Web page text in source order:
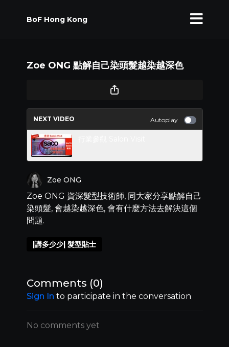
BoF Hong Kong
Zoe ONG 點解自己染頭髮越染越深色
NEXT VIDEO Autoplay
Zoe ONG
Zoe ONG 資深髮型技術師, 同大家分享點解自己
染頭髮, 會越染越深色, 會有什麼方法去解決這個
問題.
|講多少少| 髮型貼士
Comments (0)
Sign In to participate in the conversation
No comments yet